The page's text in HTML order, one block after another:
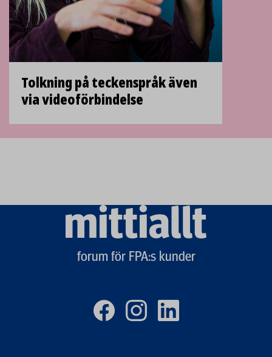
Tolkning på teckenspråk även
via videoförbindelse
Mittiallt
forum för FPA:s kunder